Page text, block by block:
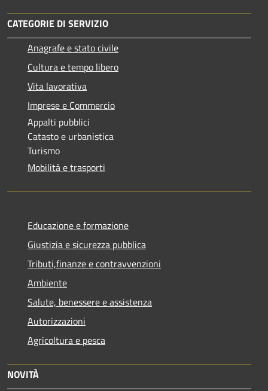
CATEGORIE DI SERVIZIO
Anagrafe e stato civile
Cultura e tempo libero
Vita lavorativa
Imprese e Commercio
Appalti pubblici
Catasto e urbanistica
Turismo
Mobilità e trasporti
Educazione e formazione
Giustizia e sicurezza pubblica
Tributi,finanze e contravvenzioni
Ambiente
Salute, benessere e assistenza
Autorizzazioni
Agricoltura e pesca
NOVITÀ